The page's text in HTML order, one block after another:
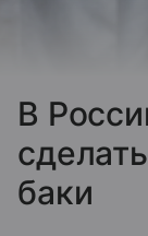
В
баки